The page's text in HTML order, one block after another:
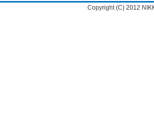
Copyright (C) 2012